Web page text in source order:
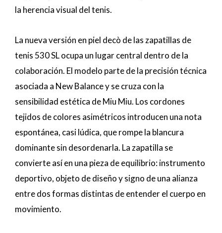
la herencia visual del tenis.
La nueva versión en piel decò de las zapatillas de
tenis 530 SL ocupa un lugar central dentro de la
colaboración. El modelo parte de la precisión técnica
asociada a New Balance y se cruza con la
sensibilidad estética de Miu Miu. Los cordones
tejidos de colores asimétricos introducen una nota
espontánea, casi lúdica, que rompe la blancura
dominante sin desordenarla. La zapatilla se
convierte así en una pieza de equilibrio: instrumento
deportivo, objeto de diseño y signo de una alianza
entre dos formas distintas de entender el cuerpo en
movimiento.